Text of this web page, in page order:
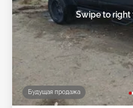
Будущая продажа
Swipe to right